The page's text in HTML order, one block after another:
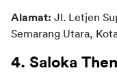
Alamat: Jl. Letjen
Semarang Utara,
4. Saloka